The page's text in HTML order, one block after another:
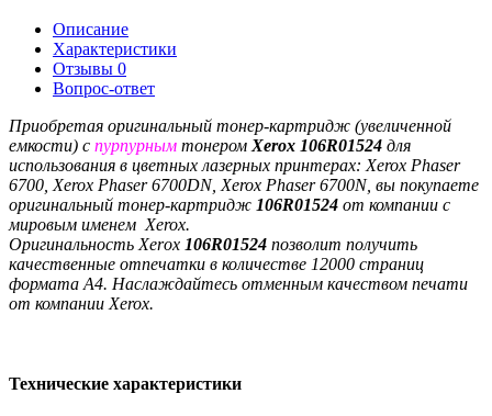
Описание
Характеристики
Отзывы 0
Вопрос-ответ
Приобретая оригинальный тонер-картридж (увеличенной
емкости) с пурпурным тонером Xerоx 106R01524 для
использования в цветных лазерных принтерах: Xerox Phaser
6700, Xerox Phaser6700DN, Xerox Phaser6700N, вы покупаете
оригинальный тонер-картридж 106R01524 от компании с
мировым именем Xerox.
Оригинальность Xerоx 106R01524 позволит получить
качественные отпечатки в количестве 12000 страниц
формата А4. Наслаждайтесь отменным качеством печати
от компании Xerox.
Технические характеристики